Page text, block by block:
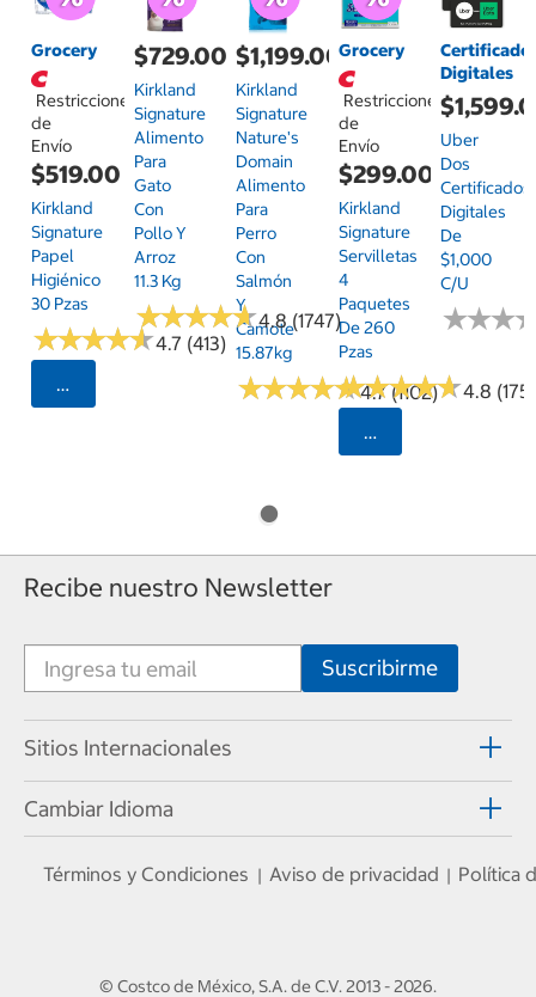
Grocery
Restricciones
de
Envío
$519.00
Kirkland
Signature
Papel
Higiénico
30 Pzas
★★★★★
★★★★★4.7 (413)
Seleccionar Código Postal
$729.00
Kirkland
Signature
Alimento
Para
Gato
Con
Pollo Y
Arroz
11.3 Kg
★★★★★
★★★★★4.8 (1747)
$1,199.00
Kirkland
Signature
Nature's
Domain
Alimento
Para
Perro
Con
Salmón
Y
Camote
15.87kg
★★★★★
★★★★★4.7 (1102)
Grocery
Restricciones
de
Envío
$299.00
Kirkland
Signature
Servilletas
4
Paquetes
De 260
Pzas
★★★★★
★★★★★4.8 (175)
Seleccionar
Digitales
Uber
Dos
Certificados
Digitales
De
$1,000
C/u
★★★
★★★
Recibe nuestro Newsletter
Sitios Internacionales
Cambiar Idioma
Términos y Condiciones | Aviso de privacidad | Política
© Costco de México, S.A. de C.V.2013 - 2026.